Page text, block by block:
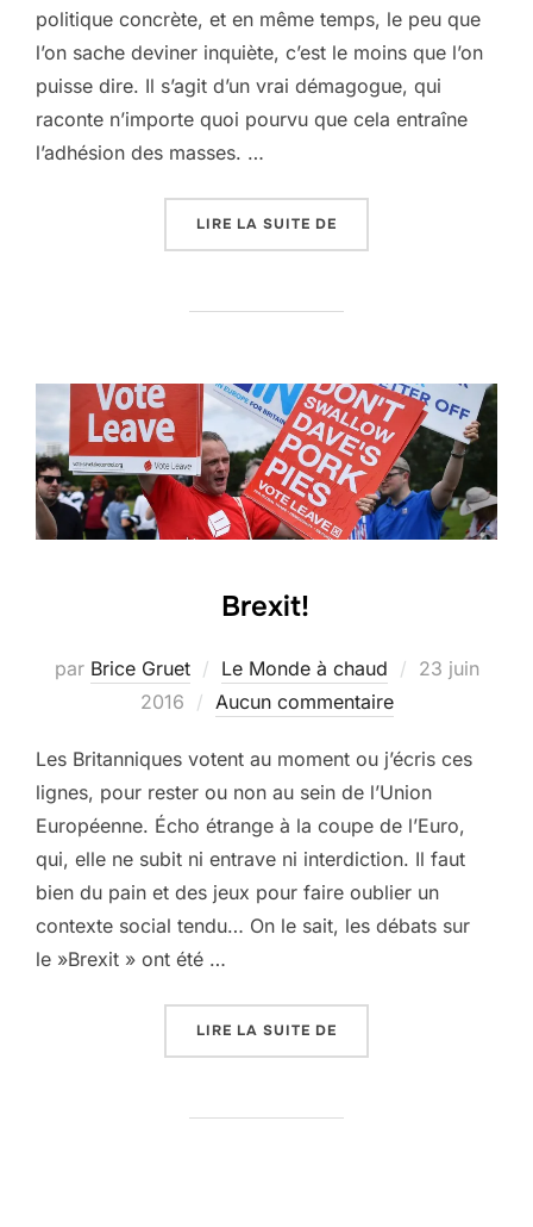
politique concrète, et en même temps, le peu que
l’on sache deviner inquiète, c’est le moins que l’on
puisse dire. Il s’agit d’un vrai démagogue, qui
raconte n’importe quoi pourvu que cela entraîne
l’adhésion des masses. …
LIRE LA SUITE DE
Brexit!
par Brice Gruet Le Monde à chaud
Publié
23 juin
2016
Aucun commentaire
Les Britanniques votent au moment ou j’écris ces
lignes, pour rester ou non au sein de l’Union
Européenne. Écho étrange à la coupe de l’Euro,
qui, elle ne subit ni entrave ni interdiction. Il faut
bien du pain et des jeux pour faire oublier un
contexte social tendu… On le sait, les débats sur
le »Brexit » ont été …
LIRE LA SUITE DE